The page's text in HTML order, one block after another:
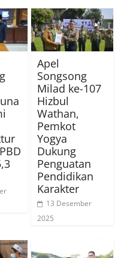
Apel
Songsong
Milad ke-107
Hizbul
Wathan,
Pemkot
Yogya
Dukung
Penguatan
Pendidikan
Karakter
13 Desember
2025